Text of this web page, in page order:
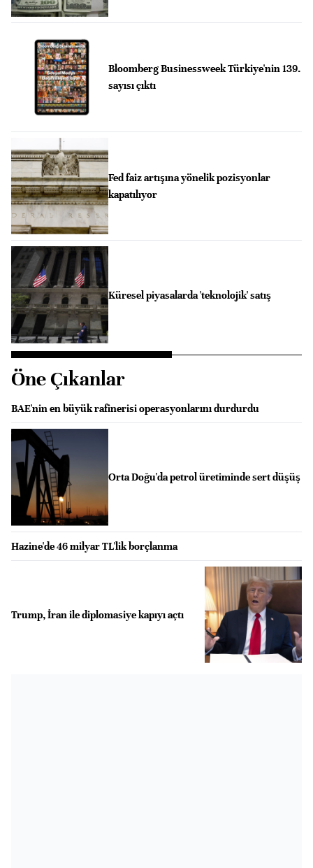
Bloomberg Businessweek Türkiye'nin 139.
sayısı çıktı
Fed faiz artışına yönelik pozisyonlar
kapatılıyor
Küresel piyasalarda 'teknolojik' satış
Öne Çıkanlar
BAE'nin en büyük rafinerisi operasyonlarını durdurdu
Orta Doğu'da petrol üretiminde sert düşüş
Hazine'de 46 milyar TL'lik borçlanma
Trump, İran ile diplomasiye kapıyı açtı